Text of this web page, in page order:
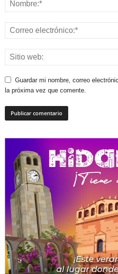
Guardar mi nombre, correo
la próxima vez que comente.